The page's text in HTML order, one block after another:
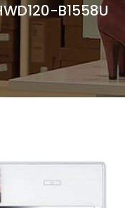
B1558U